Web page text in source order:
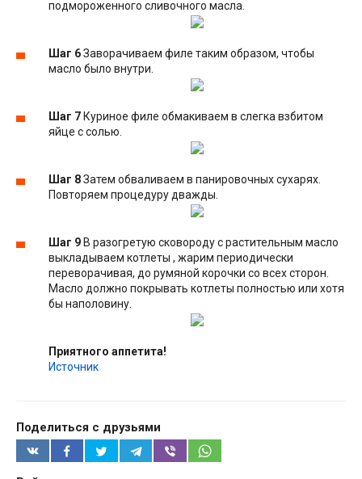
подмороженного сливочного масла.
Шаг 6Заворачиваем филе таким образом, чтобы
масло было внутри.
Шаг 7 Куриное филе обмакиваем в слегка взбитом
яйце с солью.
Шаг 8Затем обваливаем в панировочных сухарях.
Повторяем процедуру дважды.
Шаг 9 В разогретую сковороду с растительным масло
выкладываем котлеты , жарим периодически
переворачивая, до румяной корочки со всех сторон.
Масло должно покрывать котлеты полностью или хотя
бы наполовину.
Приятного аппетита!
Источник
Поделиться с друзьями